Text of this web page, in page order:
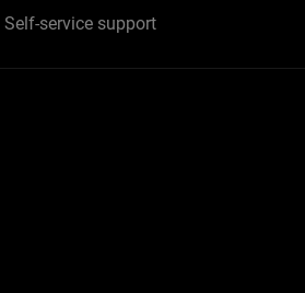
Self-service support